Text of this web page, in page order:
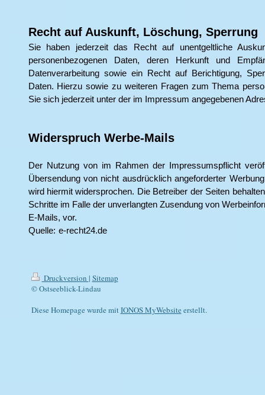
Recht auf Auskunft, Löschung, Sperrung
Sie haben jederzeit das Recht auf unentgeltliche
personenbezogenen Daten, deren Herkunft und
Datenverarbeitung sowie ein Recht auf Berichtigung,
Daten. Hierzu sowie zu weiteren Fragen zum Thema
Sie sich jederzeit unter der im Impressum angegebenen
Widerspruch Werbe-Mails
Der Nutzung von im Rahmen der Impressumspflicht
Übersendung von nicht ausdrücklich angeforderter
wird hiermit widersprochen. Die Betreiber der Seiten
Schritte im Falle der unverlangten Zusendung von
E-Mails, vor.
Quelle: e-recht24.de
Druckversion | Sitemap
© Ostseeblick-Lindau
Diese Homepage wurde mitIONOS MyWebsite erstellt.